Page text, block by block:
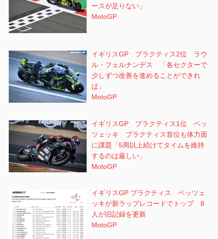
ースが足りない」
MotoGP
イギリスGP プラクティス2位 ラウ
ル・フェルナンデス 「各セクターで
少しずつ改善を進めることができれ
ば」
MotoGP
イギリスGP プラクティス1位 ベッ
ツェッキ プラクティス首位も体力面
に課題「5周以上続けてタイムを維持
するのは厳しい」
MotoGP
イギリスGP プラクティス ベッツェ
ッキが新ラップレコードでトップ 8
人が旧記録を更新
MotoGP